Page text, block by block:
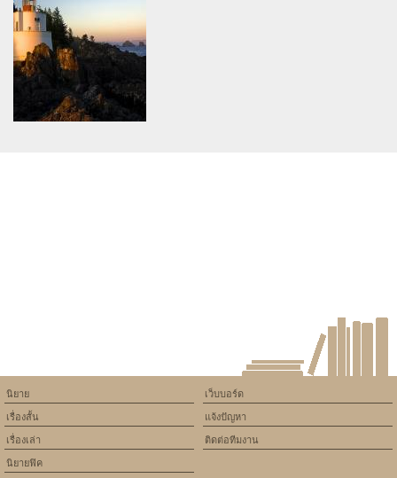
assumed 'article_topic' (this
will throw an Error in a future
version of PHP) in
/home/keedkean/domains/keedkean.com/public_html/include/article/
on line
ในวันที่มืดมน
เว็บบอร์ด
แจ้งปัญหา
ติดต่อทีมงาน
นิยาย
เรื่องสั้น
เรื่องเล่า
นิยายฟิค